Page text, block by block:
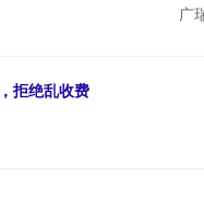
广
拒绝乱收费